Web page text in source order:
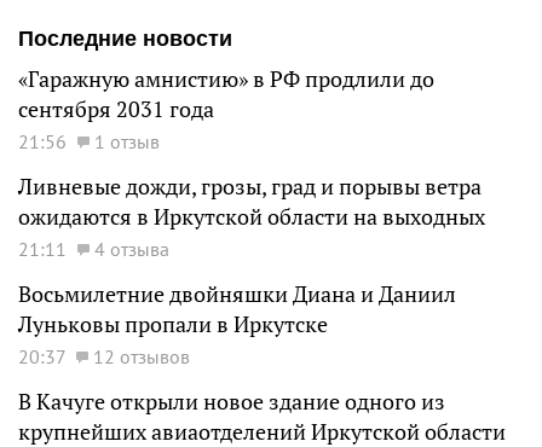
Последние новости
«Гаражную амнистию» в РФ продлили до
сентября 2031 года
21:56 1 отзыв
Ливневые дожди, грозы, град и порывы ветра
ожидаются в Иркутской области на выходных
21:11 4 отзыва
Восьмилетние двойняшки Диана и Даниил
Луньковы пропали в Иркутске
20:37 12 отзывов
В Качуге открыли новое здание одного из
крупнейших авиаотделений Иркутской области